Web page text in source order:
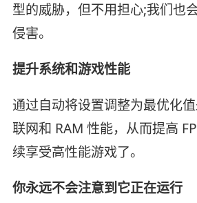
型的威胁，但不用担心;我们也
侵害。
提升系统和游戏性能
通过自动将设置调整为最优化
联网和 RAM 性能，从而提高
续享受高性能游戏了。
你永远不会注意到它正在运行